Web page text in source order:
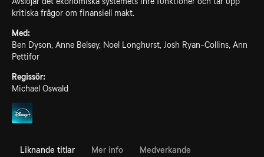
kritiska frågor om finansiell makt.
Med:
Ben Dyson, Anne Belsey, Noel Longhurst, Josh Ryan-Collins, Ann
Pettifor
Regissör:
Michael Oswald
Liknande titlar Mer info Medverkande